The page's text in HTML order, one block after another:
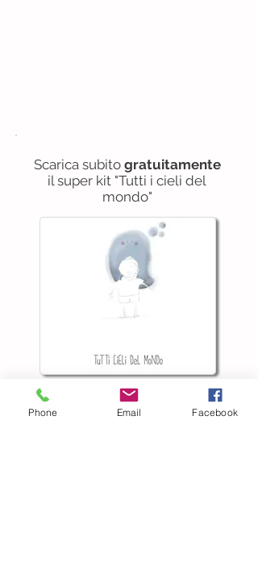
Scarica subito gratuitamente
il super kit "Tutti i cieli del
mondo"
Scarica qui!
Phone Email Facebook